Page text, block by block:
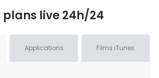
plans live 24h/24
Applications Films iTunes